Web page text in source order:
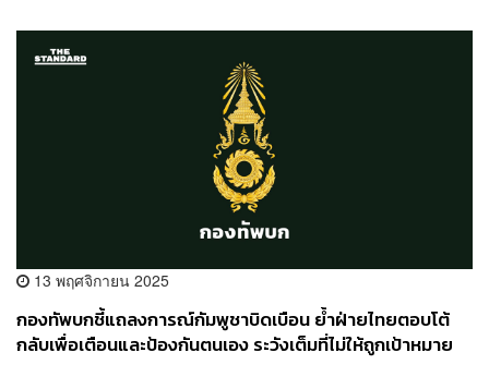
13 พฤศจิกายน 2025
กองทัพบกชี้แถลงการณ์กัมพูชาบิดเบือน ย้ำฝ่ายไทยตอบโต้
กลับเพื่อเตือนและป้องกันตนเอง ระวังเต็มที่ไม่ให้ถูกเป้าหมาย